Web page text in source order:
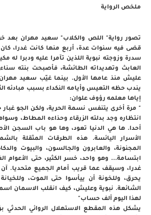
ملخص الرواية
تصور رواية" اللص والكلاب" سعيد مهران بعد
قضى فيه سنوات عدة، أربع منها كانت غدرا،
سدرة وزوجته نبوية اللذين تآمرا عليه ودبرا له
العابث وتهديداته الطائشة، فأصبحت بنته
عليش منذ عامها الأول. بينما غيّب سعيد
يندب حظه التعيس وأيامه النكداء بسبب مبادئه
إياها معلمه رؤوف علوان:
" مرة أخرى يتنفس نسمة الحرية، ولكن الجو
انتظاره وجد بدلته الزرقاء وحذاءه المطاط،
أحدا. ها هي الدنيا تعود، وها هو باب السجن
الأسرار اليائسة. هذه الطرقات المثقلة
المجنونة، والعابرون والجالسون، والبيوت
ابتسامة... وهو واحد، خسر الكثير، حتى الأعوام
غدرا، وسيقف عما قريب أمام الجميع متحديا.
يحرق، وللخونة أن ييأسوا حتى الموت،
الشائعة. نبوية وعليش، كيف انقلب الاسمان
لهذا اليوم ألف حساب"
يشكل هذه المقطع الاستهلال الروائي الحدثي